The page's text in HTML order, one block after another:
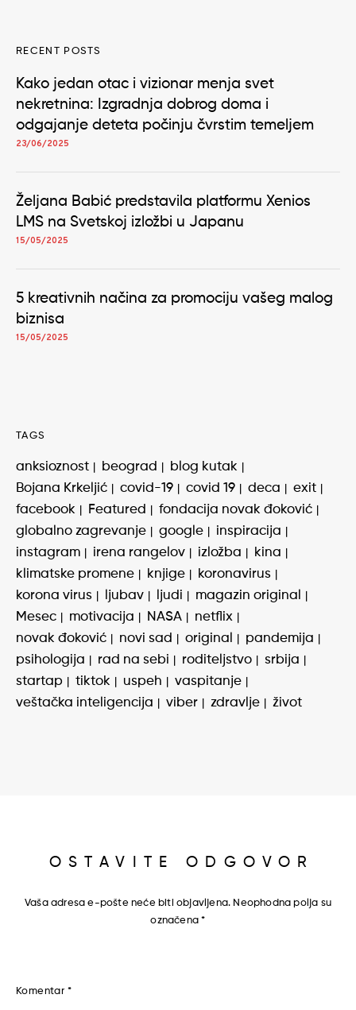
RECENT POSTS
Kako jedan otac i vizionar menja svet
nekretnina: Izgradnja dobrog doma i
odgajanje deteta počinju čvrstim temeljem
23/06/2025
Željana Babić predstavila platformu Xenios
LMS na Svetskoj izložbi u Japanu
15/05/2025
5 kreativnih načina za promociju vašeg malog
biznisa
15/05/2025
TAGS
anksioznost beograd
blog kutak
Bojana Krkeljić
covid-19 covid 19 deca
exit
facebook
Featured
fondacija novak đoković
globalno zagrevanje
google
inspiracija
instagram
irena rangelov izložba
kina
klimatske promene
knjige
koronavirus
korona virus
ljubav ljudi
magazin original
Mesec
motivacija NASA
netflix
novak đoković
novi sad original
pandemija
psihologija
rad na sebi roditeljstvo
srbija
startap
tiktok uspeh
vaspitanje
veštačka inteligencija
viber zdravlje život
OSTAVITE ODGOVOR
Vaša adresa e-pošte neće biti objavljena. Neophodna polja su
označena*
Komentar *